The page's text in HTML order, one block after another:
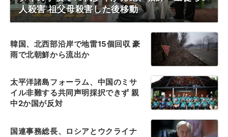
人殺害 祖父母殺害した後移動
韓国、北西部沿岸で地雷15個回収 豪
雨で北朝鮮から流出か
太平洋諸島フォーラム、中国のミサ
イル非難する共同声明採択できず 親
中2か国が反対
国連事務総長、ロシアとウクライナ